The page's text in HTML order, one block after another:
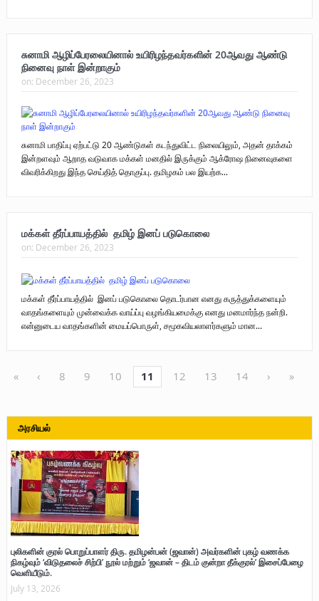
சுனாமி ஆழிப்பேரலையினால் உயிரிழந்தவர்களின் 20ஆவது ஆண்டு
நினைவு நாள் இன்றாகும்
on: December 26, 2023
சுனாமி பாதிப்பு ஏற்பட்டு 20 ஆண்டுகள் கடந்துவிட்ட நிலையிலும், அதன் தாக்கம்
இன்றளவும் ஆறாத வடுவாக மக்கள் மனதில் இருக்கும் ஆக்ரோஷ நினைவுகளை
விவரிக்கிறது இந்த செய்தித் தொகுப்பு. தமிழகம் பல இயற்க...
மக்கள் தீர்ப்பாயத்தில் தமிழ் இனப் படுகொலை
on: December 26, 2023
மக்கள் தீர்ப்பாயத்தில் இனப் படுகொலை தொடர்பான எனது கருத்துக்களையும்
வாதங்களையும் முன்வைக்க வாய்ப்பு வழங்கியமைக்கு எனது மனமார்ந்த நன்றி.
என்னுடைய வாதங்களின் மையப்பொருள், சமூகவியலாளர்களும் மான...
« ‹ 8 9 10 11 12 13 14 › »
அரசியல்
புலிகளின் குரல் பொறுப்பாளர் திரு. தமிழன்பன் (ஜவான்) அவர்களின் புகழ் வணக்க
நிகழ்வும் ‘விடுதலைச் சிற்பி’ நூல் மற்றும் ‘ஜவான் – திடம் குன்றா தீக்குரல்’ இசைப்பேழை
வெளியீடும்.
July 13, 2026